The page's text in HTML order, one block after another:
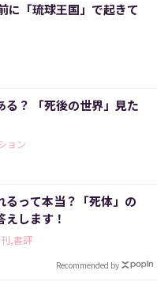
に「琉球王国」で起きて
る？ 「死後の世界」見た
ョン
るって本当？「死体」の
します！
,書評
Recommended by